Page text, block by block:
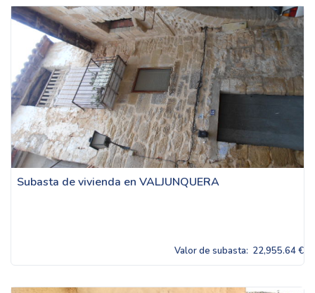
Subasta de vivienda en VALJUNQUERA
Valor de subasta: 22,955.64 €